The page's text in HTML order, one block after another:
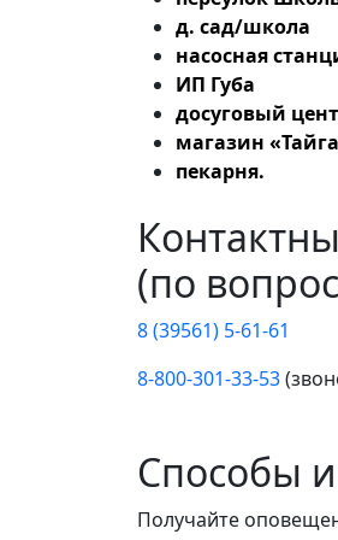
д. сад/школа
насосная
ИП Губа
досуговый
магазин
пекарня.
(по
8 (39561) 5-61-61
8-800-301-33-53
Способы
Получайте